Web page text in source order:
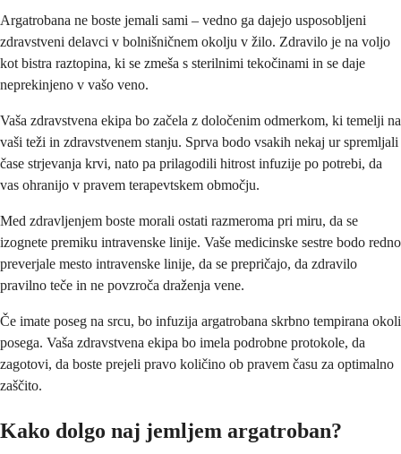
Argatrobana ne boste jemali sami – vedno ga dajejo usposobljeni
zdravstveni delavci v bolnišničnem okolju v žilo. Zdravilo je na voljo
kot bistra raztopina, ki se zmeša s sterilnimi tekočinami in se daje
neprekinjeno v vašo veno.
Vaša zdravstvena ekipa bo začela z določenim odmerkom, ki temelji na
vaši teži in zdravstvenem stanju. Sprva bodo vsakih nekaj ur spremljali
čase strjevanja krvi, nato pa prilagodili hitrost infuzije po potrebi, da
vas ohranijo v pravem terapevtskem območju.
Med zdravljenjem boste morali ostati razmeroma pri miru, da se
izognete premiku intravenske linije. Vaše medicinske sestre bodo redno
preverjale mesto intravenske linije, da se prepričajo, da zdravilo
pravilno teče in ne povzroča draženja vene.
Če imate poseg na srcu, bo infuzija argatrobana skrbno tempirana okoli
posega. Vaša zdravstvena ekipa bo imela podrobne protokole, da
zagotovi, da boste prejeli pravo količino ob pravem času za optimalno
zaščito.
Kako dolgo naj jemljem argatroban?